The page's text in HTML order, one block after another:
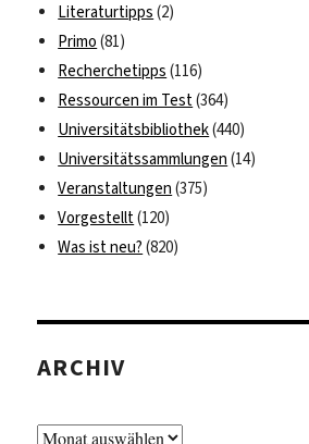
Literaturtipps (2)
Primo (81)
Recherchetipps (116)
Ressourcen im Test(364)
Universitätsbibliothek(440)
Universitätssammlungen (14)
Veranstaltungen (375)
Vorgestellt(120)
Was ist neu? (820)
ARCHIV
Archiv